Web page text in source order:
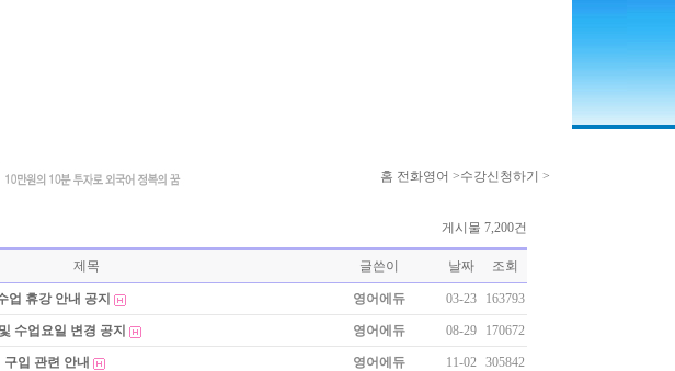
홈 전화영어 >수강신청하기 >
게시물 7,200건
제목 글쓴이 날짜 조회
업 휴강 안내 공지 영어에듀 03-23 163793
수업요일 변경 공지 영어에듀 08-29 170672
입 관련 안내 영어에듀 11-02 305842